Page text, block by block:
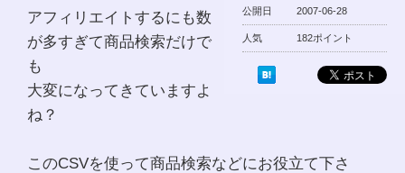
公開日 2007-06-28
人気 182ポイント
アフィリエイトするにも数
が多すぎて商品検索だけで
も
大変になってきていますよ
ね？
このCSVを使って商品検索などにお役立て下さ